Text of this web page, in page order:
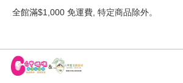
全館滿$1,000 免運費, 特定商品除外。